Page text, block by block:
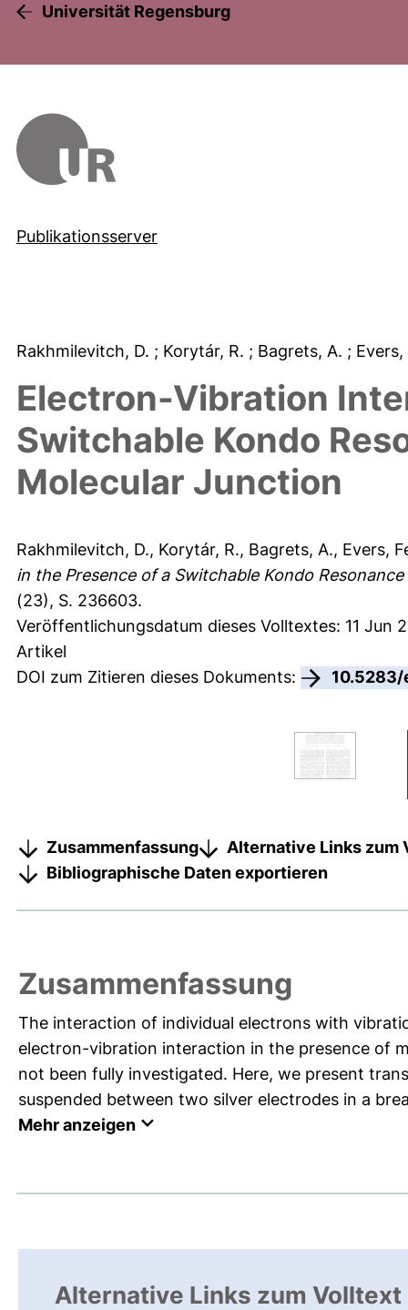
Universität Regensburg
Publikationsserver
Rakhmilevitch, D. ; Korytár, R. ; Bagrets, A. ;
Electron-Vibration
Switchable Kondo
Molecular Junction
Rakhmilevitch, D., Korytár, R., Bagrets, A., Evers,
in the Presence of a Switchable Kondo
(23), S. 236603.
Veröffentlichungsdatum dieses Volltextes: 11 Jun
Artikel
DOI zum Zitieren dieses Dokuments:
Zusammenfassung
Alternative Links zum
Bibliographische Daten exportieren
Zusammenfassung
The interaction of individual electrons with
electron-vibration interaction in the presence of
not been fully investigated. Here, we present
suspended between two silver electrodes in a
Mehr anzeigen
Alternative Links zum Volltext